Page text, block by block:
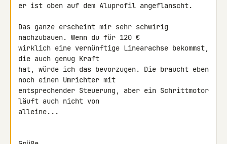
er ist oben auf dem Aluprofil angeflanscht.
Das ganze erscheint mir sehr schwirig
nachzubauen. Wenn du für 120 €
wirklich eine vernünftige Linearachse bekommst,
die auch genug Kraft
hat, würde ich das bevorzugen. Die braucht eben
noch einen Umrichter mit
entsprechender Steuerung, aber ein Schrittmotor
läuft auch nicht von
alleine...